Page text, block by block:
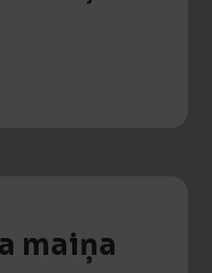
maiņa